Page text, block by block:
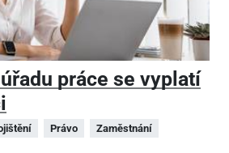
práce se vyplatí
Právo
Zaměstnání